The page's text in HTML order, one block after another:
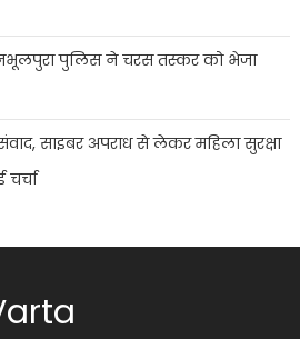
पुलिस ने चरस तस्कर को भेजा
साइबर अपराध से लेकर महिला सुरक्षा